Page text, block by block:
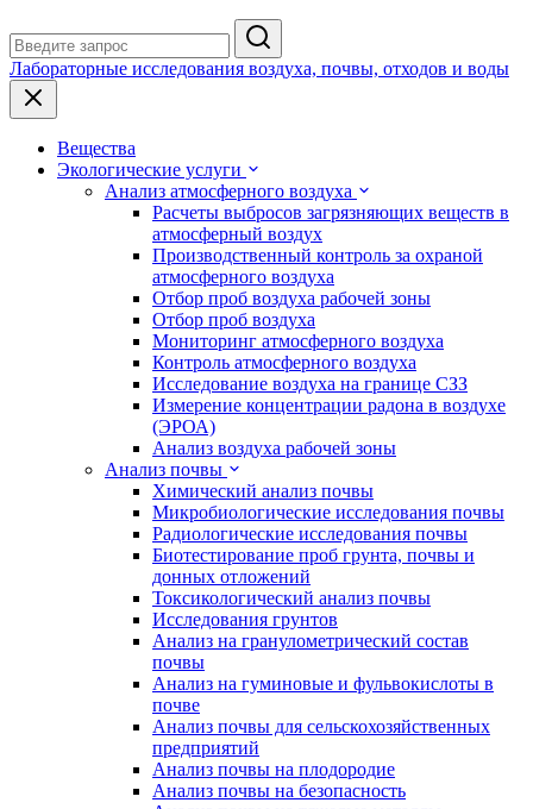
Лабораторные исследования воздуха, почвы, отходов и воды
Вещества
Экологические услуги
Анализ атмосферного воздуха
Расчеты выбросов загрязняющих веществ в
атмосферный воздух
Производственный контроль за охраной
атмосферного воздуха
Отбор проб воздуха рабочей зоны
Отбор проб воздуха
Мониторинг атмосферного воздуха
Контроль атмосферного воздуха
Исследование воздуха на границе СЗЗ
Измерение концентрации радона в воздухе
(ЭРОА)
Анализ воздуха рабочей зоны
Анализ почвы
Химический анализ почвы
Микробиологические исследования почвы
Радиологические исследования почвы
Биотестирование проб грунта, почвы и
донных отложений
Токсикологический анализ почвы
Исследования грунтов
Анализ на гранулометрический состав
почвы
Анализ на гуминовые и фульвокислоты в
почве
Анализ почвы для сельскохозяйственных
предприятий
Анализ почвы на плодородие
Анализ почвы на безопасность